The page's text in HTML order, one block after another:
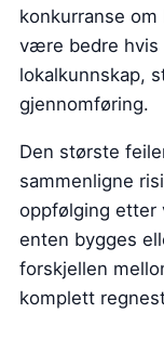
konkurranse
være bedre hvis
lokalkunnskap,
gjennomføring.
Den største
sammenligne
oppfølging etter
enten bygges
forskjellen
komplett